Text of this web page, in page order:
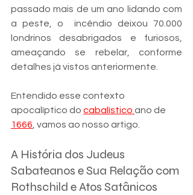
passado mais de um ano lidando com
a peste, o  incêndio deixou 70.000
londrinos desabrigados e furiosos,
ameaçando se rebelar, conforme
detalhes já vistos anteriormente.
Entendido esse contexto
apocalíptico do cabalístico ano de
1666 , vamos ao nosso artigo.
A História dos Judeus
Sabateanos e Sua Relação com
Rothschild e Atos Satânicos